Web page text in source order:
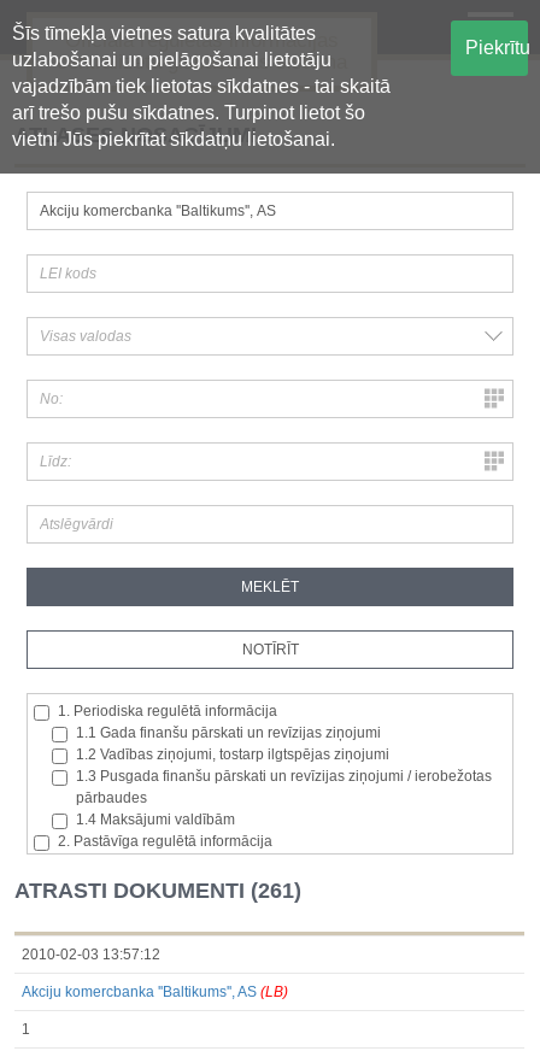
Šīs tīmekļa vietnes satura kvalitātes
uzlabošanai un pielāgošanai lietotāju
vajadzībām tiek lietotas sīkdatnes - tai skaitā
arī trešo pušu sīkdatnes. Turpinot lietot šo
vietni Jūs piekrītat sīkdatņu lietošanai.
Piekrītu
Oficiālā regulētās informācijas
centralizētā glabāšanas sistēma
ATLASES NOSACĪJUMI
1. Periodiska regulētā informācija
1.1 Gada finanšu pārskati un revīzijas ziņojumi
1.2 Vadības ziņojumi, tostarp ilgtspējas ziņojumi
1.3 Pusgada finanšu pārskati un revīzijas ziņojumi / ierobežotas
pārbaudes
1.4 Maksājumi valdībām
2. Pastāvīga regulētā informācija
2.2. Iekšējā informācija
2.3. Paziņojumi par būtisku akciju paketi
2.4. Emitenta paša akciju iegāde vai atsavināšana
2.5. Balsstiesību kopējais skaits un kapitāls
kategorijām
ATRASTI DOKUMENTI (261)
2010-02-03 13:57:12
Akciju komercbanka ''Baltikums'', AS(LB)
1